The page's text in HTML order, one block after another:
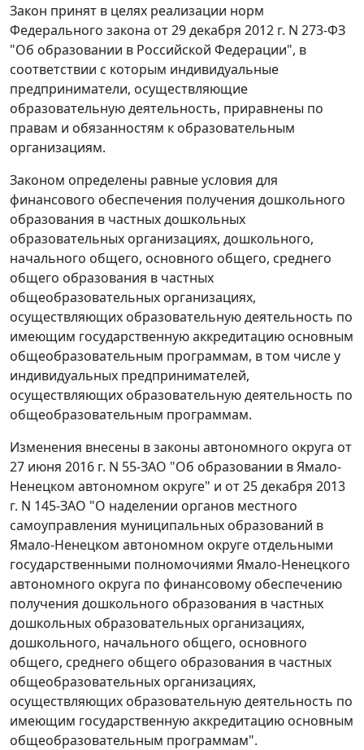
Закон принят в целях реализации норм
Федерального закона от 29 декабря 2012 г. N 273-ФЗ
"Об образовании в Российской Федерации", в
соответствии с которым индивидуальные
предприниматели, осуществляющие
образовательную деятельность, приравнены по
правам и обязанностям к образовательным
организациям.
Законом определены равные условия для
финансового обеспечения получения дошкольного
образования в частных дошкольных
образовательных организациях, дошкольного,
начального общего, основного общего, среднего
общего образования в частных
общеобразовательных организациях,
осуществляющих образовательную деятельность по
имеющим государственную аккредитацию основным
общеобразовательным программам, в том числе у
индивидуальных предпринимателей,
осуществляющих образовательную деятельность по
общеобразовательным программам.
Изменения внесены в законы автономного округа от
27 июня 2016 г. N 55-ЗАО "Об образовании в Ямало-
Ненецком автономном округе" и от 25 декабря 2013
г. N 145-ЗАО "О наделении органов местного
самоуправления муниципальных образований в
Ямало-Ненецком автономном округе отдельными
государственными полномочиями Ямало-Ненецкого
автономного округа по финансовому обеспечению
получения дошкольного образования в частных
дошкольных образовательных организациях,
дошкольного, начального общего, основного
общего, среднего общего образования в частных
общеобразовательных организациях,
осуществляющих образовательную деятельность по
имеющим государственную аккредитацию основным
общеобразовательным программам".